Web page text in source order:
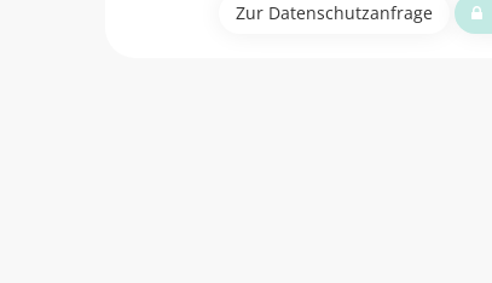
Zur Datenschutzanfrage